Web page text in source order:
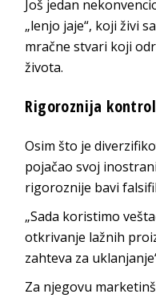
Još jedan
„lenjo jaje“, koji živi
mračne stvari koji
života.
Rigoroznija
Osim što je
pojačao svoj
rigoroznije bavi
„Sada koristimo
otkrivanje lažnih
zahteva za
Za njegovu